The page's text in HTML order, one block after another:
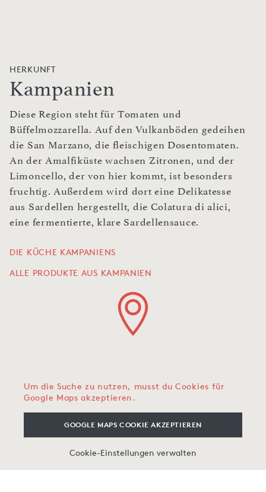
HERKUNFT
Kampanien
Diese Region steht für Tomaten und
Büffelmozzarella. Auf den Vulkanböden gedeihen
die San Marzano, die fleischigen Dosentomaten.
An der Amalfiküste wachsen Zitronen, und der
Limoncello, der von hier kommt, ist besonders
fruchtig. Außerdem wird dort eine Delikatesse
aus Sardellen hergestellt, die Colatura di alici,
eine fermentierte, klare Sardellensauce.
DIE KÜCHE KAMPANIENS
ALLE PRODUKTE AUS KAMPANIEN
Um die Suche zu nutzen, musst du Cookies für
Google Maps akzeptieren.
GOOGLE MAPS COOKIE AKZEPTIEREN
Cookie-Einstellungen verwalten